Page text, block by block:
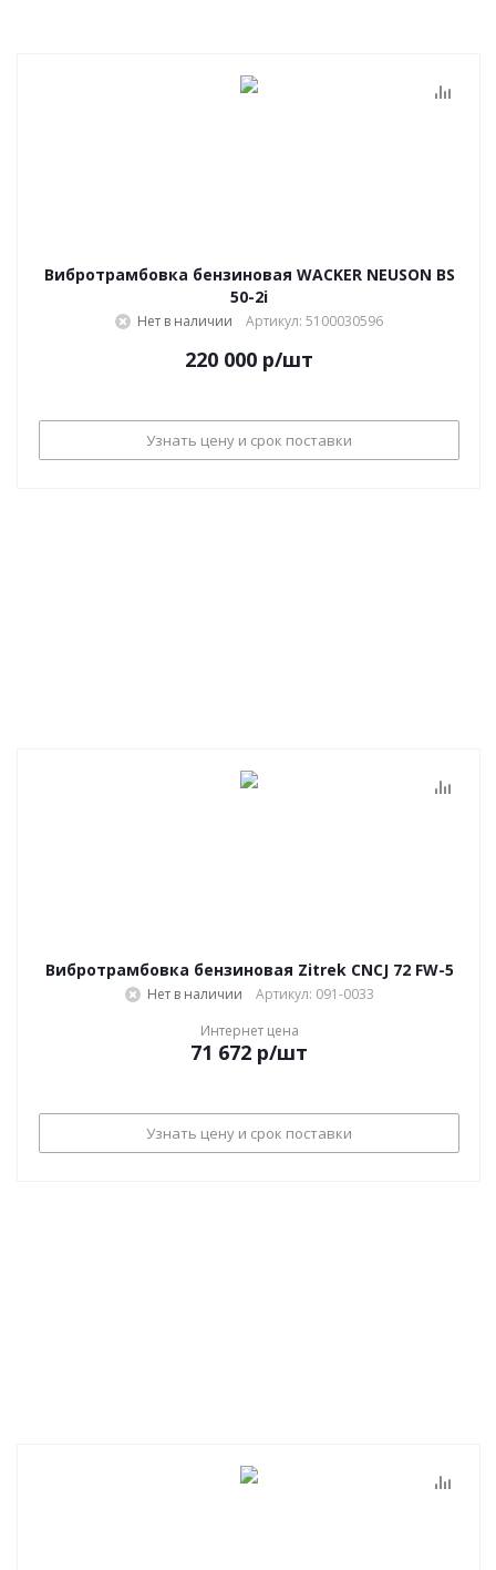
Вибротрамбовка бензиновая WACKER NEUSON BS
50-2i
Нет в наличии Артикул: 5100030596
220 000 р/шт
Узнать цену и срок поставки
Вибротрамбовка бензиновая Zitrek CNCJ 72 FW-5
Нет в наличии
Артикул: 091-0033
Интернет цена
71 672 р/шт
Узнать цену и срок поставки